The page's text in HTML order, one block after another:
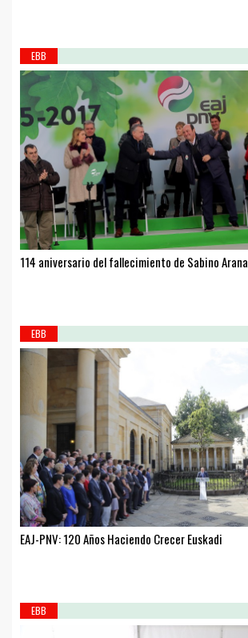
EBB
114 aniversario del fallecimiento de Sabino Arana
EBB
EAJ-PNV: 120 Años Haciendo Crecer Euskadi
EBB